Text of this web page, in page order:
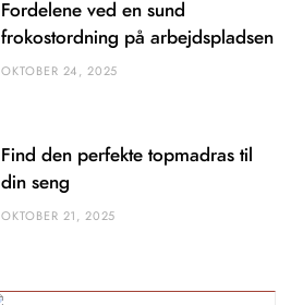
Fordelene ved en sund
frokostordning på arbejdspladsen
OKTOBER 24, 2025
Find den perfekte topmadras til
din seng
OKTOBER 21, 2025